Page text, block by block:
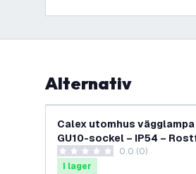
Alternativ
Calex utomhus vägglampa
GU10-sockel – IP54 –
0 stjärnbetyg 0.0 (0)
I lager